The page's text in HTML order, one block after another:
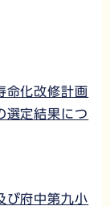
命化改修計画
選定結果につ
び府中第九小